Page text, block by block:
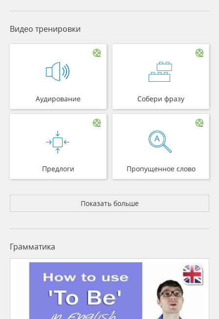
Видео тренировки
Аудирование Собери фразу
Предлоги Пропущенное слово
Показать больше
Грамматика